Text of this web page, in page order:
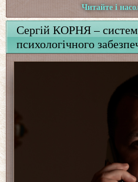
Читайте і
Сергій КОРНЯ –
психологічного